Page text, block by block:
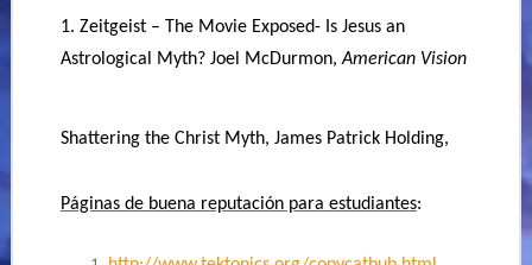
1. Zeitgeist – The Movie Exposed- Is Jesus an
Astrological Myth? Joel McDurmon,American Vision
Shattering the Christ Myth, James Patrick Holding,
Páginas de buena reputación para estudiantes: